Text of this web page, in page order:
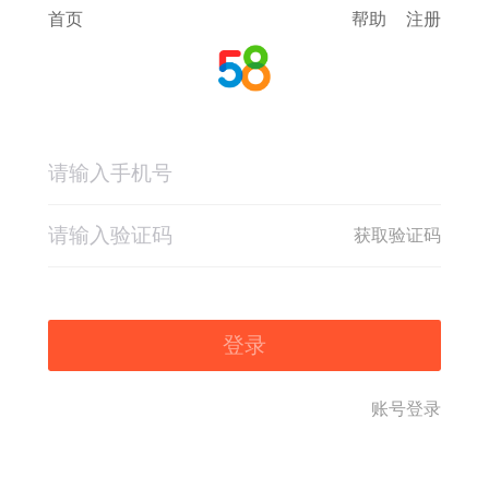
首页 帮助 注册
获取验证码
登录
账号登录